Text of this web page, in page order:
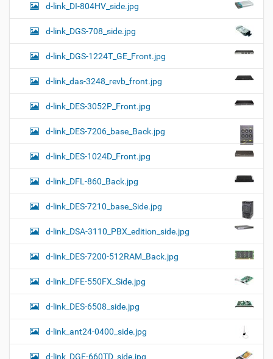
d-link_DI-804HV_side.jpg
d-link_DGS-708_side.jpg
d-link_DGS-1224T_GE_Front.jpg
d-link_das-3248_revb_front.jpg
d-link_DES-3052P_Front.jpg
d-link_DES-7206_base_Back.jpg
d-link_DES-1024D_Front.jpg
d-link_DFL-860_Back.jpg
d-link_DES-7210_base_Side.jpg
d-link_DSA-3110_PBX_edition_side.jpg
d-link_DES-7200-512RAM_Back.jpg
d-link_DFE-550FX_Side.jpg
d-link_DES-6508_side.jpg
d-link_ant24-0400_side.jpg
d-link_DGE-660TD_side.jpg